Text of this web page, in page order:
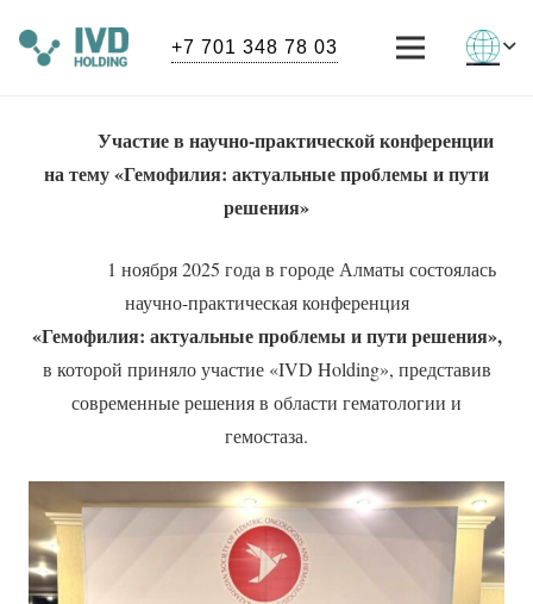
+7 701 348 78 03
Участие в научно-практической конференции
на тему «Гемофилия: актуальные проблемы и пути
решения»
1 ноября 2025 года в городе Алматы состоялась
научно-практическая конференция
«Гемофилия: актуальные проблемы и пути решения»,
в которой приняло участие «IVD Holding», представив
современные решения в области гематологии и
гемостаза.